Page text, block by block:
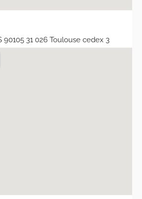
90105 31 026 Toulouse cedex 3